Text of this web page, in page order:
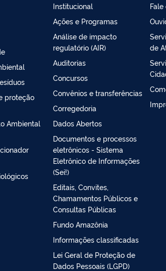
proteção
Ambiental
Institucional
Ações e Programas
Análise de impacto
regulatório (AIR)
Auditorias
Concursos
Convênios e transferências
Corregedoria
Dados Abertos
Documentos e processos
eletrônicos - Sistema
Eletrônico de Informações
(Sei!)
Editais, Convites,
Chamamentos Públicos e
Consultas Públicas
Fundo Amazônia
Informações classificadas
Lei Geral de Proteção de
Dados Pessoais (LGPD)
de